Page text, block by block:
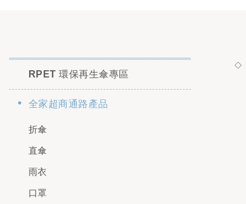
RPET 環保再生傘專區
全家超商通路產品
折傘
直傘
雨衣
口罩